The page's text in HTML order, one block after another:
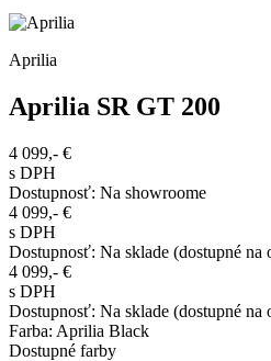
Aprilia
Aprilia SR GT 200
4 099,- €
s DPH
Dostupnosť: Na showroome
4 099,- €
s DPH
Dostupnosť: Na sklade (dostupné na
4 099,- €
s DPH
Dostupnosť: Na sklade (dostupné na
Farba: Aprilia Black
Dostupné farby